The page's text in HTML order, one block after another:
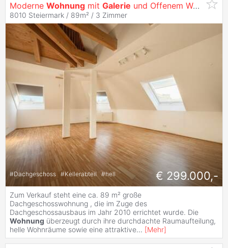
Moderne Wohnung mit Galerie und Offenem Wohnbereich
8010 Steiermark / 89m² / 3 Zimmer
#Dachgeschoss #Kellerabteil #hell € 299.000,-
Zum Verkauf steht eine ca. 89 m² große
Dachgeschosswohnung , die im Zuge des
Dachgeschossausbaus im Jahr 2010 errichtet wurde. Die
Wohnung überzeugt durch ihre durchdachte Raumaufteilung,
helle Wohnräume sowie eine attraktive... [Mehr]